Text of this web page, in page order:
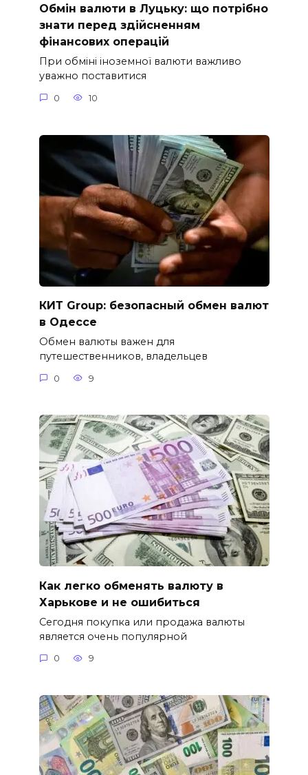
Обмін валюти в Луцьку: що потрібно
знати перед здійсненням
фінансових операцій
При обміні іноземної валюти важливо
уважно поставитися
0 10
КИТ Group: безопасный обмен валют
в Одессе
Обмен валюты важен для
путешественников, владельцев
0 9
Как легко обменять валюту в
Харькове и не ошибиться
Сегодня покупка или продажа валюты
является очень популярной
0 9